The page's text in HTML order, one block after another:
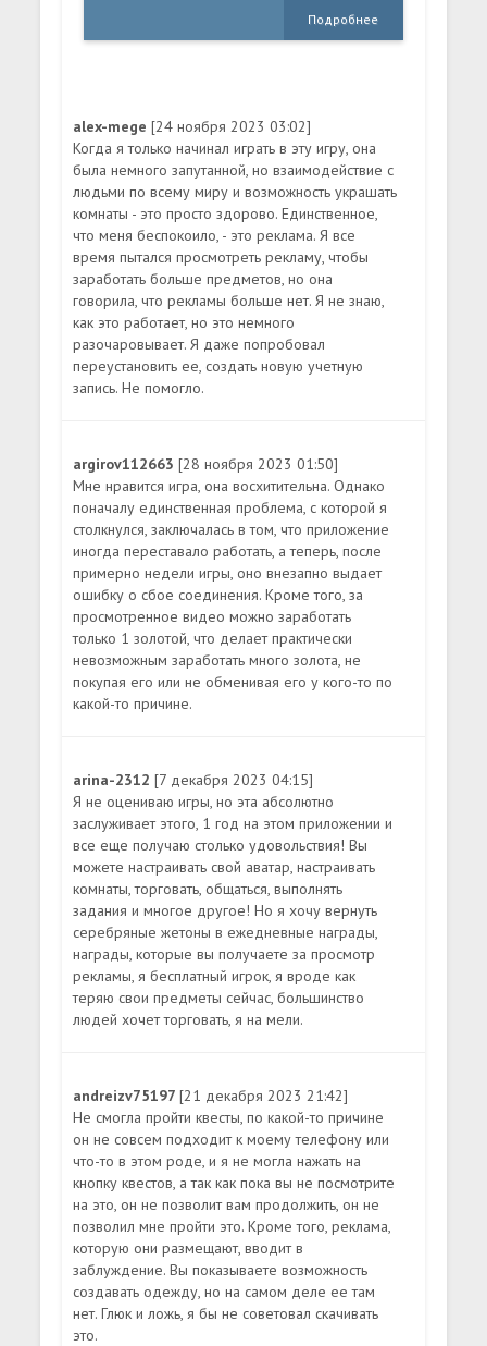
Подробнее
alex-mege[24 ноября 2023 03:02]
Когда я только начинал играть в эту игру, она
была немного запутанной, но взаимодействие с
людьми по всему миру и возможность украшать
комнаты - это просто здорово. Единственное,
что меня беспокоило, - это реклама. Я все
время пытался просмотреть рекламу, чтобы
заработать больше предметов, но она
говорила, что рекламы больше нет. Я не знаю,
как это работает, но это немного
разочаровывает. Я даже попробовал
переустановить ее, создать новую учетную
запись. Не помогло.
argirov112663[28 ноября 2023 01:50]
Мне нравится игра, она восхитительна. Однако
поначалу единственная проблема, с которой я
столкнулся, заключалась в том, что приложение
иногда переставало работать, а теперь, после
примерно недели игры, оно внезапно выдает
ошибку о сбое соединения. Кроме того, за
просмотренное видео можно заработать
только 1 золотой, что делает практически
невозможным заработать много золота, не
покупая его или не обменивая его у кого-то по
какой-то причине.
arina-2312[7 декабря 2023 04:15]
Я не оцениваю игры, но эта абсолютно
заслуживает этого, 1 год на этом приложении и
все еще получаю столько удовольствия! Вы
можете настраивать свой аватар, настраивать
комнаты, торговать, общаться, выполнять
задания и многое другое! Но я хочу вернуть
серебряные жетоны в ежедневные награды,
награды, которые вы получаете за просмотр
рекламы, я бесплатный игрок, я вроде как
теряю свои предметы сейчас, большинство
людей хочет торговать, я на мели.
andreizv75197[21 декабря 2023 21:42]
Не смогла пройти квесты, по какой-то причине
он не совсем подходит к моему телефону или
что-то в этом роде, и я не могла нажать на
кнопку квестов, а так как пока вы не посмотрите
на это, он не позволит вам продолжить, он не
позволил мне пройти это. Кроме того, реклама,
которую они размещают, вводит в
заблуждение. Вы показываете возможность
создавать одежду, но на самом деле ее там
нет. Глюк и ложь, я бы не советовал скачивать
это.